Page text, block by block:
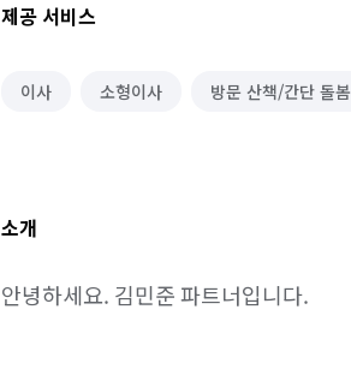
제공 서비스
이사 소형이사 방문 산책/간단 돌봄
소개
안녕하세요. 김민준 파트너입니다.